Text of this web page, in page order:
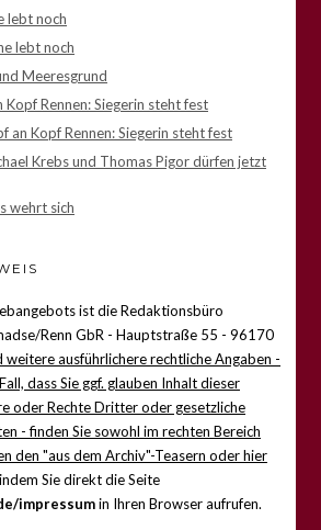
lebt noch
lebt noch
Meeresgrund
Kopf Rennen: Siegerin steht fest
an Kopf Rennen: Siegerin steht fest
Krebs und Thomas Pigor dürfen jetzt
wehrt sich
ist die Redaktionsbüro
Renn GbR - Hauptstraße 55 - 96170
weitere ausführlichere rechtliche Angaben -
dass Sie ggf. glauben Inhalt dieser
oder Rechte Dritter oder gesetzliche
- finden Sie sowohl im rechten Bereich
den "aus dem Archiv"-Teasern oder hier
Sie direkt die Seite
impressumin Ihren Browser aufrufen.